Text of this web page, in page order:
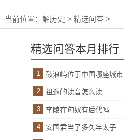
当前位置： 解历史 > 精选问答 >
精选问答本月排行
1 鼓浪屿位于中国哪座城市
2 祖逖的读音怎么读
3 李陵在匈奴有后代吗
4 安国君当了多久年太子